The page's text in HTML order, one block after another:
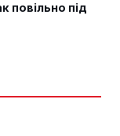
повільно під